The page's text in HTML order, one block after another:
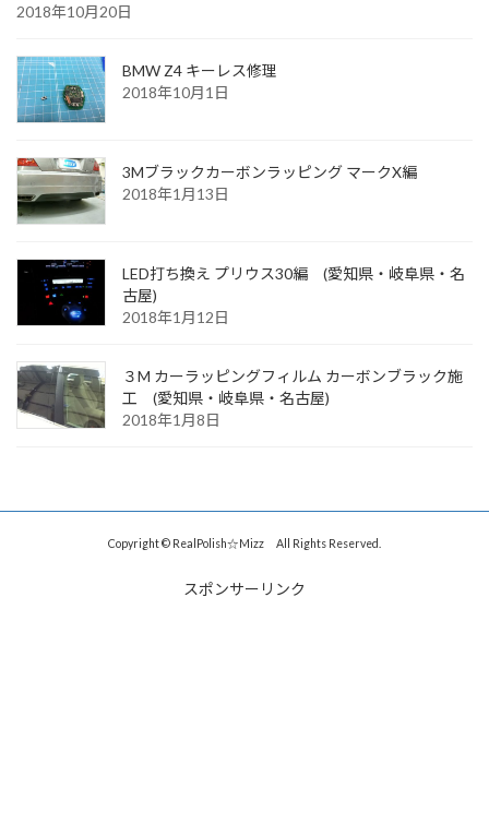
2018年10月20日
BMW Z4 キーレス修理
2018年10月1日
3Mブラックカーボンラッピング マークX編
2018年1月13日
LED打ち換え プリウス30編 (愛知県・岐阜県・名
古屋)
2018年1月12日
３M カーラッピングフィルム カーボンブラック施
工 (愛知県・岐阜県・名古屋)
2018年1月8日
Copyright © RealPolish☆Mizz All Rights Reserved.
スポンサーリンク